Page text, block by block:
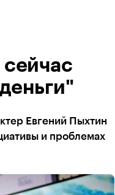
сейчас
Евгений Пыхтин
и проблемах